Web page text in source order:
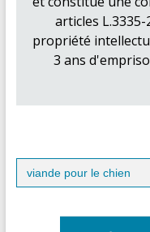
articles
propriété
3 ans
Search
for: